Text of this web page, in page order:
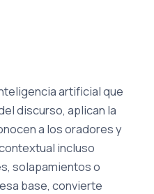
artificial que
discurso, aplican la
a los oradores y
incluso
solapamientos o
base, convierte